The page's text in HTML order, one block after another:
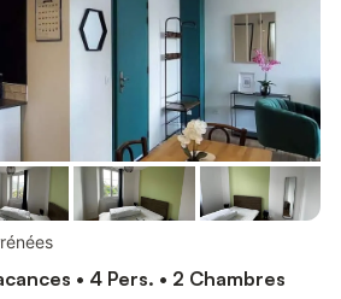
• 4 Pers. • 2 Chambres